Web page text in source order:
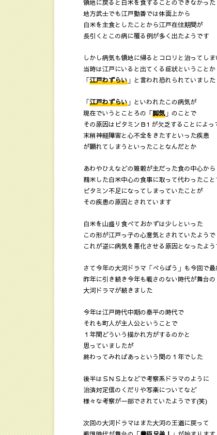
領地に戻ると白米を食することのできなかった
地方武士でも江戸勤番では体面上から
白米を主食としたことから江戸在住期間が
長引くとこの病に罹る例が多く出たようです
しかし病気も領地に帰るとコロリと治ってしま
当時は江戸にいると出てくる症状ということか
「江戸わずらい 」と言われ恐れられていました
「江戸わずらい 」といわれたこの病気が
現在でいうとことろの「脚気 」のことで
その原因はビタミンＢ1 が欠乏することによっ
末梢神経障害と心不全をきたすといった疾患
が顕れてしまうといったことなんだとか
あわやひえなどの雑穀が主だった食の中心から
精米した白米中心の食事に取って代わったこと
ビタミン不足になってしまっていたことが
その疾患の原因とされています
白米を山盛り食べておかずは少しといった
この形が江戸っ子の心意気とされていたようで
これが逆に病気を悪化させる原因となったよう
さて今年の大河ドラマ「べらぼう」も今回で最
昨年に引き続き今年も戦さのない時代が舞台の
大河ドラマが続きました
今年は江戸時代中期の泰平の時代で
それも町人が主人公ということで
１年間どういう描かれ方がするのかと
思っていましたが
終わってみればあっという間の１年でした
後半はＳＮＳ上などで考察系ドラマのように
治済対定信のくだりや写楽についてなど
様々な考察が一部でされていたようです(笑)
次回の大河ドラマはまた大河の王道に戻って